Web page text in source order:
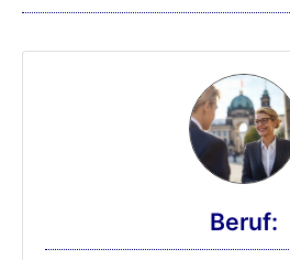
Beruf: